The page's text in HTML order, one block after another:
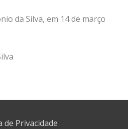
da Silva, em 14 de março
de Privacidade